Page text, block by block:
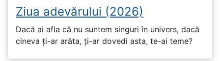
Ziua adevărului (2026)
Dacă ai afla că nu suntem singuri în univers, dacă
cineva ți-ar arăta, ți-ar dovedi asta, te-ai teme?